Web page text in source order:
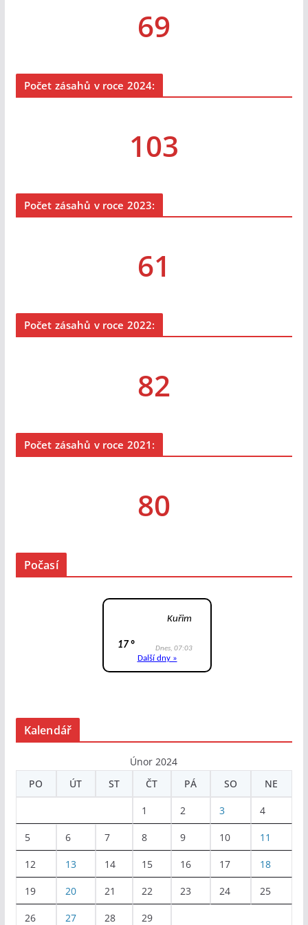
69
Počet zásahů v roce 2024:
103
Počet zásahů v roce 2023:
61
Počet zásahů v roce 2022:
82
Počet zásahů v roce 2021:
80
Počasí
Kalendář
Únor 2024
PO
ÚT ST ČT PÁ SO NE
1 2 3 4
5 6 7 8 9 10 11
12 13 14 15 16 17 18
19 20 21 22 23 24 25
26 27 28 29